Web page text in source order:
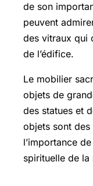
de son
peuvent
des vitraux qui
de l’édifice.
Le mobilier
objets de
des statues et
objets sont
l’importance
spirituelle de la